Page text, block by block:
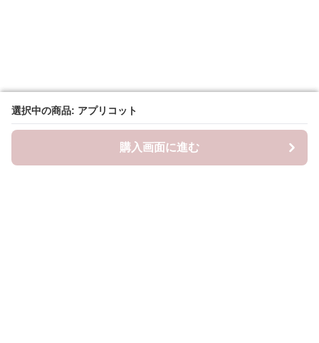
選択中の商品: アプリコット
購入画面に進む
選択中の商品: アプリコット
購入画面に進む